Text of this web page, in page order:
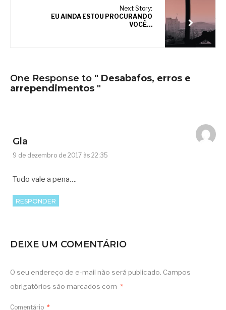
Next Story:
EU AINDA ESTOU PROCURANDO
VOCÊ…
One Response to " Desabafos, erros e
arrependimentos "
Gla
9 de dezembro de 2017 às 22:35
Tudo vale a pena….
RESPONDER
DEIXE UM COMENTÁRIO
O seu endereço de e-mail não será publicado. Campos
obrigatórios são marcados com *
Comentário *